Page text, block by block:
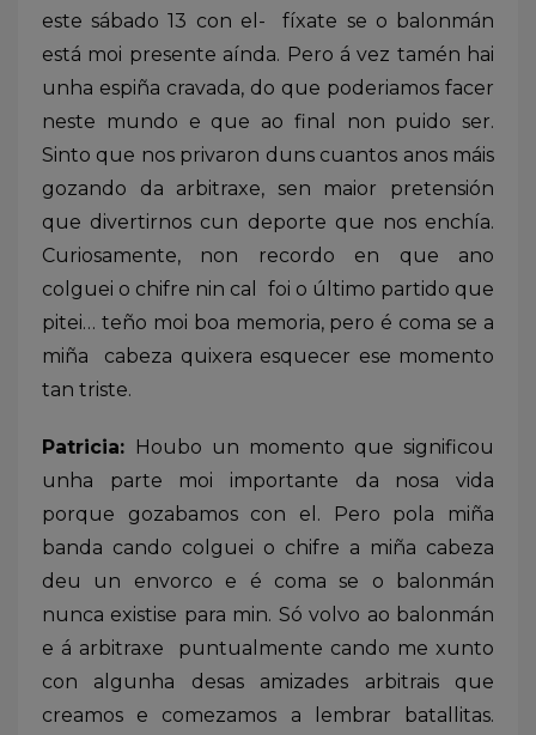
este sábado 13 con el- fíxate se o balonmán
está moi presente aínda. Pero á vez tamén hai
unha espiña cravada, do que poderiamos facer
neste mundo e que ao final non puido ser.
Sinto que nos privaron duns cuantos anos máis
gozando da arbitraxe, sen maior pretensión
que divertirnos cun deporte que nos enchía.
Curiosamente, non recordo en que ano
colguei o chifre nin cal foi o último partido que
pitei… teño moi boa memoria, pero é coma se a
miña cabeza quixera esquecer ese momento
tan triste.
Patricia: Houbo un momento que significou
unha parte moi importante da nosa vida
porque gozabamos con el. Pero pola miña
banda cando colguei o chifre a miña cabeza
deu un envorco e é coma se o balonmán
nunca existise para min. Só volvo ao balonmán
e á arbitraxe puntualmente cando me xunto
con algunha desas amizades arbitrais que
creamos e comezamos a lembrar batallitas.